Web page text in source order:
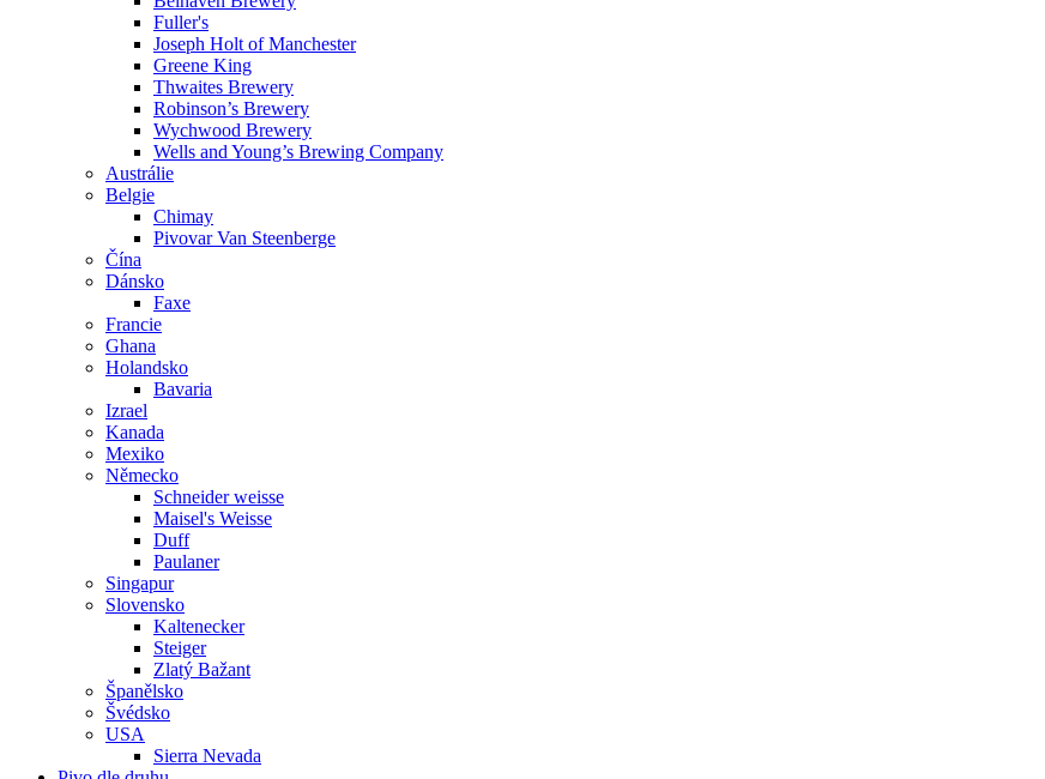
Fuller's
Joseph Holt of Manchester
Greene King
Thwaites Brewery
Robinson’s Brewery
Wychwood Brewery
Wells and Young’s Brewing Company
Austrálie
Belgie
Chimay
Pivovar Van Steenberge
Čína
Dánsko
Faxe
Francie
Ghana
Holandsko
Bavaria
Izrael
Kanada
Mexiko
Německo
Schneider weisse
Maisel's Weisse
Duff
Paulaner
Singapur
Slovensko
Kaltenecker
Steiger
Zlatý Bažant
Španělsko
Švédsko
USA
Sierra Nevada